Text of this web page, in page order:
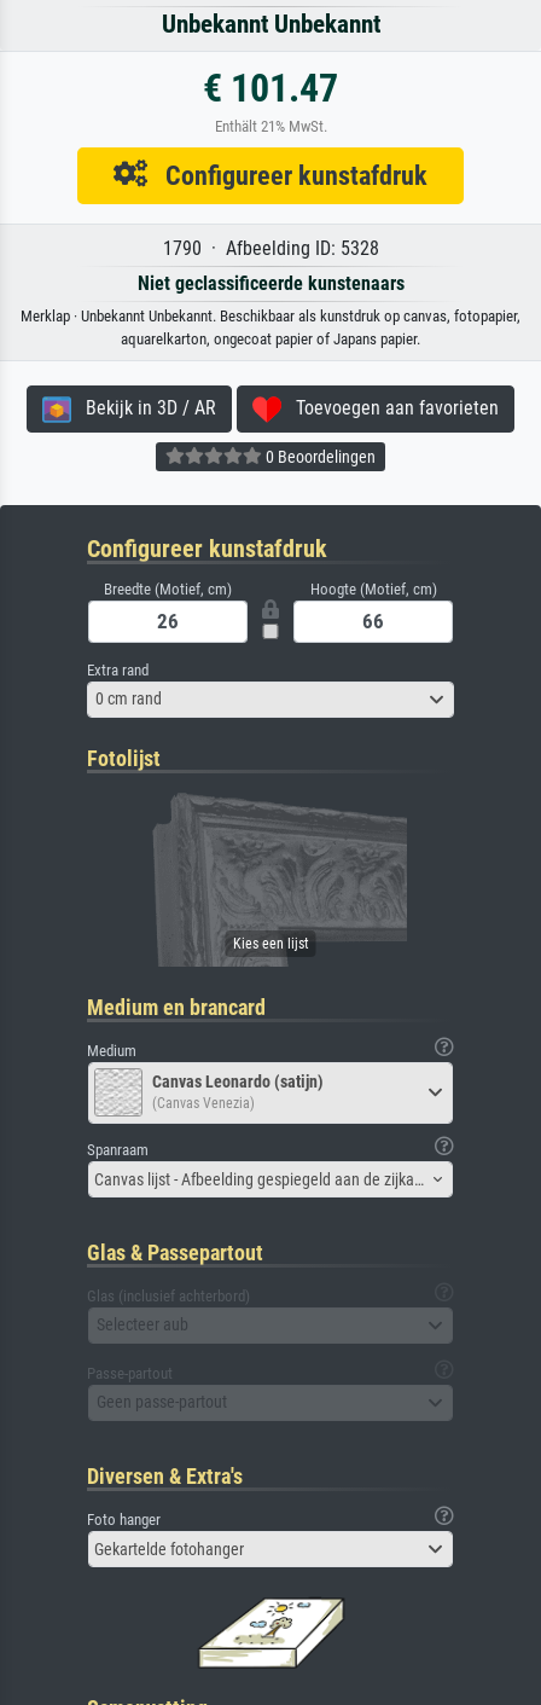
Unbekannt Unbekannt
€ 101.47
Enthält 21% MwSt.
Configureer kunstafdruk
1790 · Afbeelding ID: 5328
Niet geclassificeerde kunstenaars
Merklap · Unbekannt Unbekannt. Beschikbaar als kunstdruk op canvas, fotopapier,
aquarelkarton, ongecoat papier of Japans papier.
Bekijk in 3D / AR Toevoegen aan favorieten
0 Beoordelingen
Configureer kunstafdruk
Breedte (Motief, cm) Hoogte (Motief, cm)
Extra rand
0 cm rand
Fotolijst
Medium en brancard
Medium
Canvas Leonardo (satijn)
(Canvas Venezia)
Spanraam
Canvas lijst - Afbeelding gespiegeld aan de zijkant
Glas & Passepartout
Glas (inclusief achterbord)
Selecteer aub
Passe-partout
Geen passe-partout
Diversen & Extra's
Foto hanger
Gekartelde fotohanger